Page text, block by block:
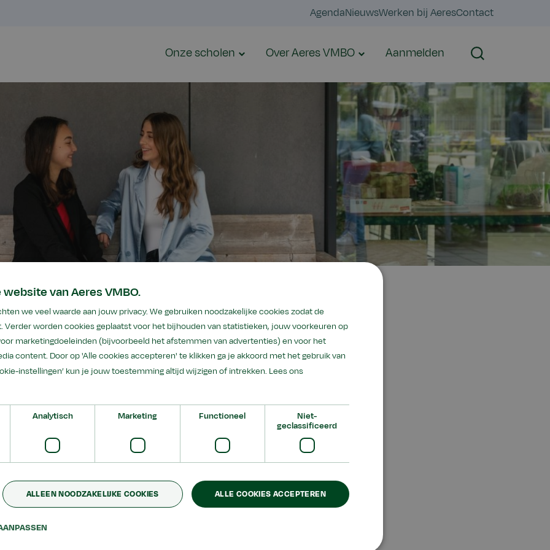
AgendaNieuwsWerken bij AeresContact
Onze scholen Over Aeres VMBO Aanmelden Zoeken
Kootstra bericht ik u dat we na goed overleg hebben vastgesteld dat de
Aeres (V)MBO Buitenpost zich bevindt, vraagt om een ander type schoolleider.
plaats en om die reden vertrekt hij bij Aeres en gaat hij zich richten op de
loopbaan.
in de afgelopen jaren met veel inzet en betrokkenheid geleid en daarmee de
op de kaart gezet met onder meer het 75-jarig jubileum, dat groots is
van Aeres VMBO.
we veel waarde aan jouw privacy. We gebruiken noodzakelijke cookies zodat de
Verder worden cookies geplaatst voor het bijhouden van statistieken, jouw voorkeuren op
marketingdoeleinden (bijvoorbeeld het afstemmen van advertenties) en voor het
content. Door op 'Alle cookies accepteren' te klikken ga je akkoord met het gebruik van
instellingen’ kun je jouw toestemming altijd wijzigen of intrekken. Lees ons
Analytisch Marketing Functioneel
Niet-
geclassificeerd
ALLE COOKIES ACCEPTEREN
ALLEEN NOODZAKELIJKE COOKIES